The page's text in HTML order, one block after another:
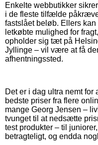
Enkelte webbutikker
i de fleste tilfælde
fastslået beløb. Ellers
letkøbte mulighed for
opholder sig tæt på
Jyllinge – vil være at få
afhentningssted.
Det er i dag ultra nemt
bedste priser fra flere
mange Georg Jensen –
tvunget til at nedsætte
test produkter – til
betragteligt, og endda